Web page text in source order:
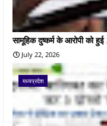
सामूहिक दुष्कर्म के आरोपी को
July 22, 2026
मध्यप्रदेश